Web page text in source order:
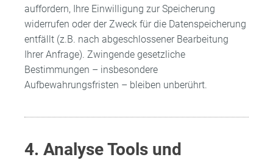
auffordern, Ihre Einwilligung zur Speicherung
widerrufen oder der Zweck für die Datenspeicherung
entfällt (z.B. nach abgeschlossener Bearbeitung
Ihrer Anfrage). Zwingende gesetzliche
Bestimmungen – insbesondere
Aufbewahrungsfristen – bleiben unberührt.
4. Analyse Tools und